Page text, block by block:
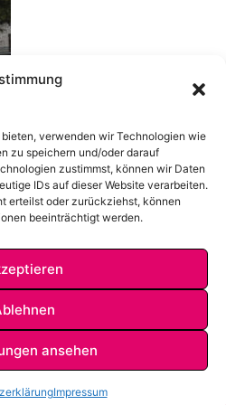
verwenden wir Technologien wie
zu speichern und/oder darauf
zustimmst, können wir Daten
IDs auf dieser Website verarbeiten.
erteilst oder zurückziehst, können
beeinträchtigt werden.
ansehen
Impressum
KONTAKT